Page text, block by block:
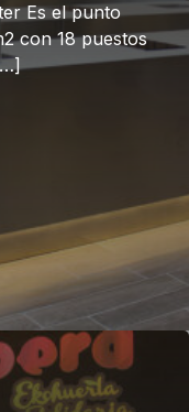
Es el punto
con 18 puestos